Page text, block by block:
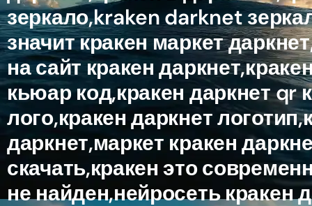
зеркало,kraken darknet
значит кракен маркет
на сайт кракен
кьюар код,кракен даркнет qr
лого,кракен даркнет
даркнет,маркет кракен
скачать,кракен это
не найден,нейросеть кракен